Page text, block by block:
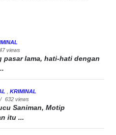
views
pasar lama, hati-hati dengan
KRIMINAL
/ 632 views
Saniman, Motip
itu ...